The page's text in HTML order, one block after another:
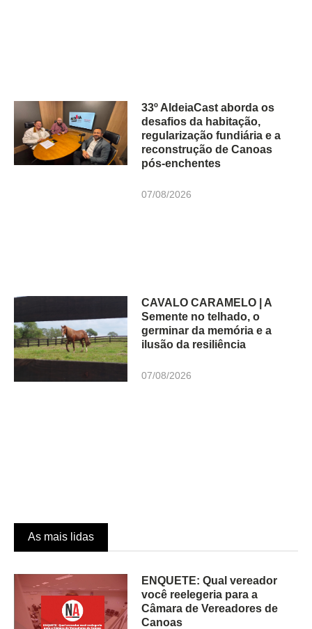
33º AldeiaCast aborda os
desafios da habitação,
regularização fundiária e a
reconstrução de Canoas
pós-enchentes
07/08/2026
CAVALO CARAMELO | A
Semente no telhado, o
germinar da memória e a
ilusão da resiliência
07/08/2026
As mais lidas
ENQUETE: Qual vereador
você reelegeria para a
Câmara de Vereadores de
Canoas